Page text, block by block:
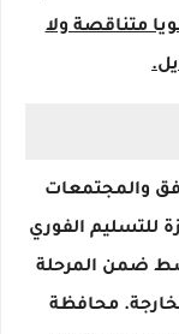
مدعوم بفائدة 3٪ سنويا متناقصة ولا
والمجتمعات
للتسليم الفوري
​​ضمن المرحلة
محافظة